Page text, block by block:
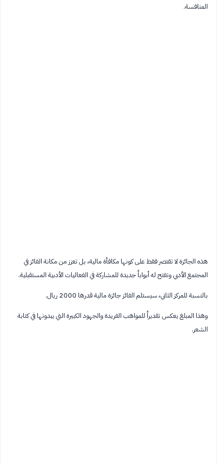
المنافسة.
هذه الجائزة لا تقتصر فقط على كونها مكافأة مالية، بل تعزز من مكانة الفائز في
المجتمع الأدبي وتفتح له أبواباً جديدة للمشاركة في الفعاليات الأدبية المستقبلية.
بالنسبة للمركز الثاني، سيستلم الفائز جائزة مالية قدرها 2000 ريال.
وهذا المبلغ يعكس تقديراً للمواهب الفريدة والجهود الكبيرة التي يبدونها في كتابة
الشعر.